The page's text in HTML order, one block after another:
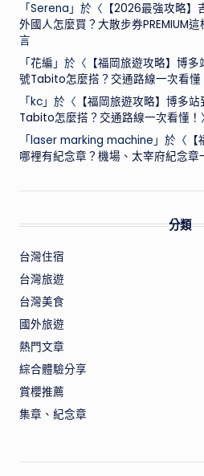
「 Serena 」於〈 【2026最強攻略】
外國人怎麼買？大散步券PREMIUM這
言
「 花編 」於〈 【福岡旅遊攻略】博
號Tabito怎麼搭？交通路線一次看懂
「 kc」於〈 【福岡旅遊攻略】博多
Tabito怎麼搭？交通路線一次看懂！
「 laser marking machine 」於〈
哪裡有紀念章？機場、太宰府紀念章
分類
台灣住宿
台灣旅遊
台灣美食
國外旅遊
熱門文章
綜合體驗分享
賞櫻推薦
集章、紀念章